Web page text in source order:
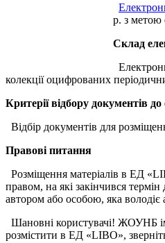
р. з метою
Склад
колекції оцифрованих
Критерії відбору документів до
Відбір документів для
Правові питання
Розміщення матеріалів в ЕД
правом, на які закінчився
автором або особою, яка
Шановні користувачі! ЖОУНБ
розмістити в ЕД «LIBO»,